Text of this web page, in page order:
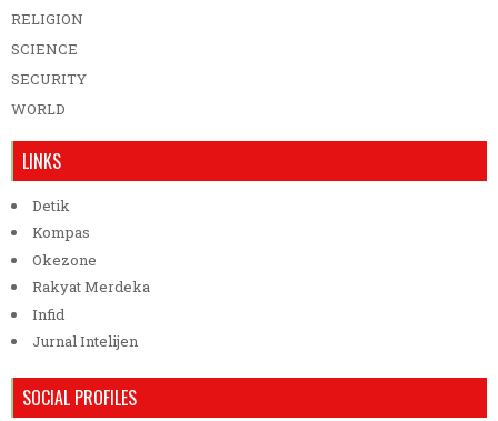
RELIGION
SCIENCE
SECURITY
WORLD
LINKS
Detik
Kompas
Okezone
Rakyat Merdeka
Infid
Jurnal Intelijen
SOCIAL PROFILES